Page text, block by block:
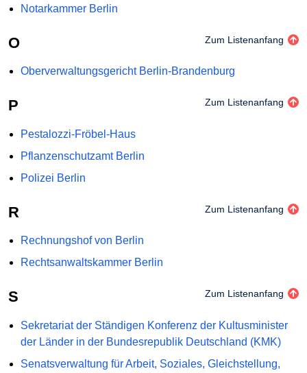
Notarkammer Berlin
O Zum Listenanfang
Oberverwaltungsgericht Berlin-Brandenburg
P Zum Listenanfang
Pestalozzi-Fröbel-Haus
Pflanzenschutzamt Berlin
Polizei Berlin
R Zum Listenanfang
Rechnungshof von Berlin
Rechtsanwaltskammer Berlin
S Zum Listenanfang
Sekretariat der Ständigen Konferenz der Kultusminister
der Länder in der Bundesrepublik Deutschland (KMK)
Senatsverwaltung für Arbeit, Soziales, Gleichstellung,